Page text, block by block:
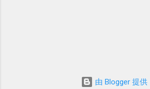
由 Blogger 提供